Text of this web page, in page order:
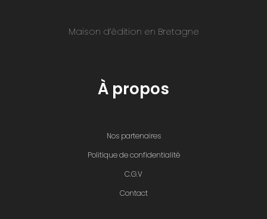
Maison d’édition en Bretagne
À propos
Nos partenaires
Politique de confidentialité
C.G.V
Contact